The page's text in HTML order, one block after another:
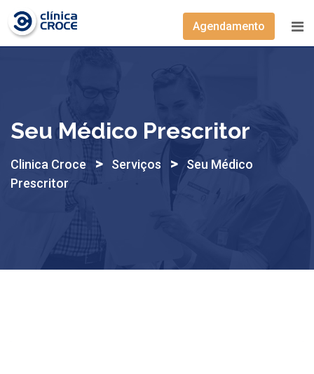
Skip
content
Agendamento
Seu Médico Prescritor
Clinica Croce > Serviços >
Seu Médico
Prescritor